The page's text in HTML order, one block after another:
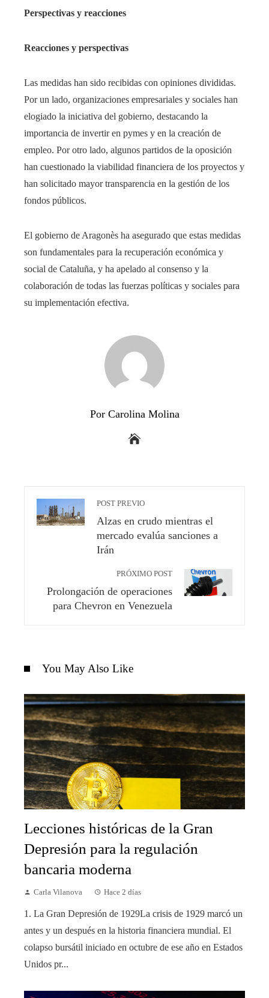
Perspectivas y reacciones
Reacciones y perspectivas
Las medidas han sido recibidas con opiniones divididas.
Por un lado, organizaciones empresariales y sociales han
elogiado la iniciativa del gobierno, destacando la
importancia de invertir en pymes y en la creación de
empleo. Por otro lado, algunos partidos de la oposición
han cuestionado la viabilidad financiera de los proyectos y
han solicitado mayor transparencia en la gestión de los
fondos públicos.​
El gobierno de Aragonès ha asegurado que estas medidas
son fundamentales para la recuperación económica y
social de Cataluña, y ha apelado al consenso y la
colaboración de todas las fuerzas políticas y sociales para
su implementación efectiva.
Por Carolina Molina
POST PREVIO
Alzas en crudo mientras el
mercado evalúa sanciones a
Irán
PRÓXIMO POST
Prolongación de operaciones
para Chevron en Venezuela
You May Also Like
Lecciones históricas de la Gran
Depresión para la regulación
bancaria moderna
Carla Vilanova Hace 2 días
1. La Gran Depresión de 1929La crisis de 1929 marcó un
antes y un después en la historia financiera mundial. El
colapso bursátil iniciado en octubre de ese año en Estados
Unidos pr...